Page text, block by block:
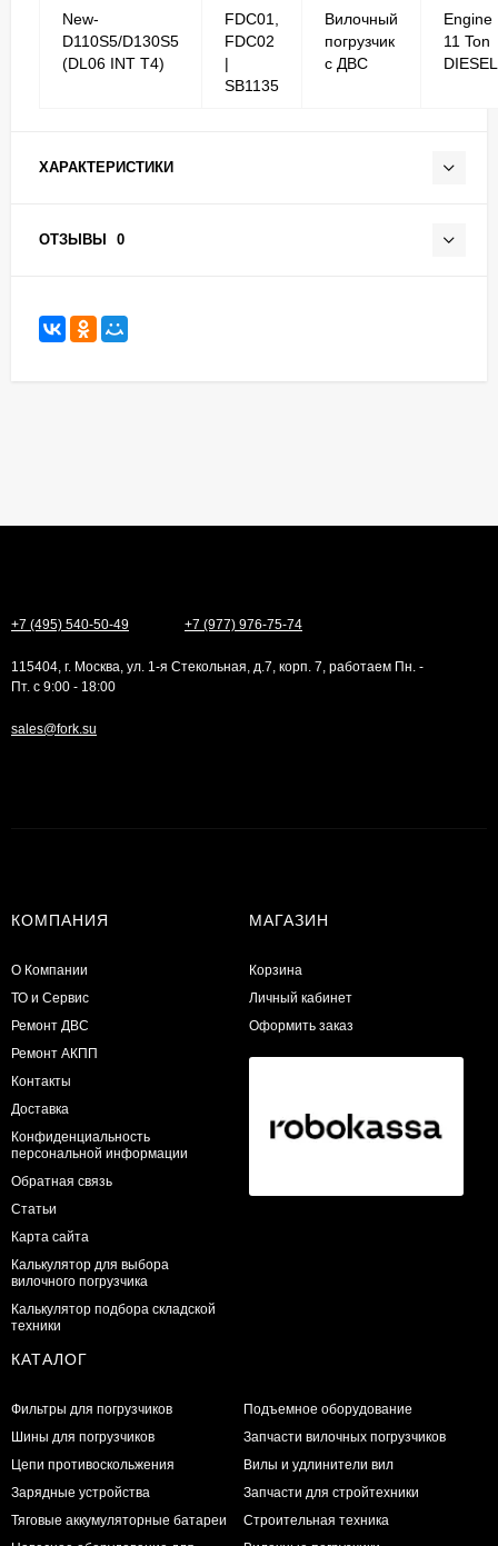
New-
D110S5/D130S5
(DL06 INT T4)
FDC01,
FDC02
|
SB1135
Вилочный
погрузчик
с ДВС
Engine
11 Ton
DIESEL
ХАРАКТЕРИСТИКИ
ОТЗЫВЫ 0
+7 (495) 540-50-49 +7 (977) 976-75-74
115404, г. Москва, ул. 1-я Стекольная, д.7, корп. 7, работаем Пн. -
Пт. с 9:00 - 18:00
sales@fork.su
КОМПАНИЯ
О Компании
ТО и Сервис
​Ремонт ДВС
Ремонт АКПП
Контакты
Доставка
Конфиденциальность
персональной информации
Обратная связь
Статьи
Карта сайта
Калькулятор для выбора
вилочного погрузчика
Калькулятор подбора складской
техники
МАГАЗИН
Корзина
Личный кабинет
Оформить заказ
КАТАЛОГ
Фильтры для погрузчиков
Шины для погрузчиков
Цепи противоскольжения
Зарядные устройства
Тяговые аккумуляторные батареи
Подъемное оборудование
Запчасти вилочных погрузчиков
Вилы и удлинители вил
Запчасти для стройтехники
Строительная техника